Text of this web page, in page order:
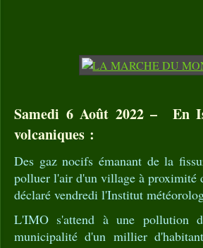
Samedi 6 Août 2022 – En
volcaniques :
Des gaz nocifs émanant de la
polluer l'air d'un village à proximité
déclaré vendredi l'Institut
L'IMO s'attend à une pollution
municipalité d'un millier